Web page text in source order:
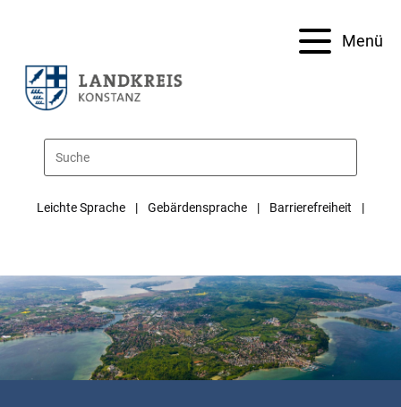
Menü
Leichte Sprache Gebärdensprache Barrierefreiheit